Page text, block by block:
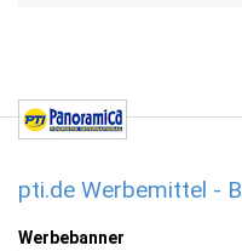
pti.de Werbemittel -
Werbebanner